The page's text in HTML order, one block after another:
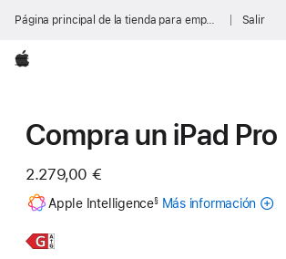
Página principal de la tienda para empresas Salir
Apple
Compra un iPad Pro
2.279,00 €
Apple Intelligence
Nota
a
§ Más información sobre
Más